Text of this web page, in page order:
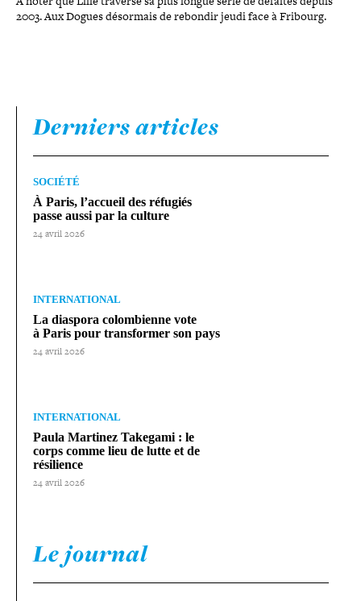
2003. Aux Dogues désormais de rebondir jeudi face à Fribourg.
Derniers articles
SOCIÉTÉ
À Paris, l’accueil des réfugiés
passe aussi par la culture
24 avril 2026
INTERNATIONAL
La diaspora colom­bienne vote
à Paris pour trans­for­mer son pays
24 avril 2026
INTERNATIONAL
Paula Martinez Takegami : le
corps comme lieu de lutte et de
résilience
24 avril 2026
Le journal